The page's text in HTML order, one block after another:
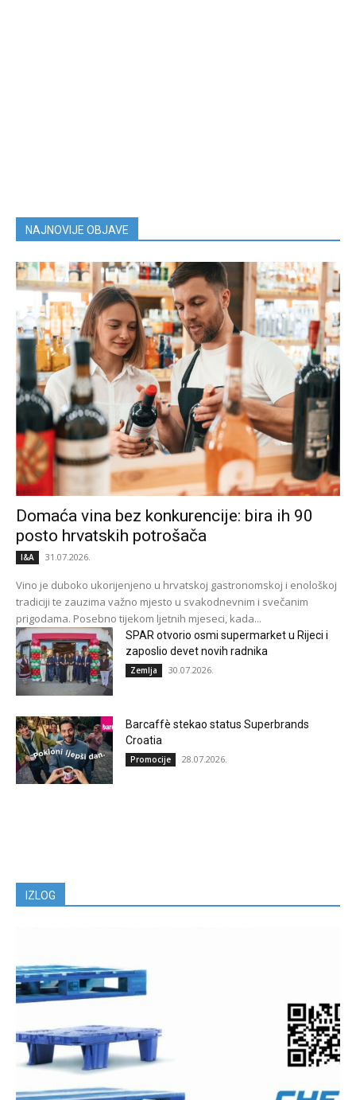
NAJNOVIJE OBJAVE
Domaća vina bez konkurencije: bira ih 90
posto hrvatskih potrošača
I&A 31.07.2026.
Vino je duboko ukorijenjeno u hrvatskoj gastronomskoj i enološkoj
tradiciji te zauzima važno mjesto u svakodnevnim i svečanim
prigodama. Posebno tijekom ljetnih mjeseci, kada...
SPAR otvorio osmi supermarket u Rijeci i
zaposlio devet novih radnika
Zemlja 30.07.2026.
Barcaffè stekao status Superbrands
Croatia
Promocije 28.07.2026.
IZLOG